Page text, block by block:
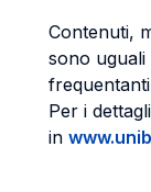
Contenuti,
sono
Per i
in